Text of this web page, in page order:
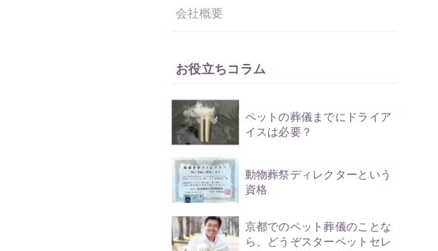
会社概要
お役立ちコラム
ペットの葬儀までにドライア
イスは必要？
動物葬祭ディレクターという
資格
京都でのペット葬儀のことな
ら、どうぞスターペットセレ